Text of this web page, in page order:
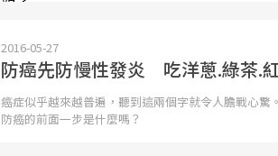
2016-05-27
防癌先防慢性發炎 吃洋蔥.綠茶.
癌症似乎越來越普遍，聽到這兩個字就令人膽戰心驚
防癌的前面一步是什麼嗎？